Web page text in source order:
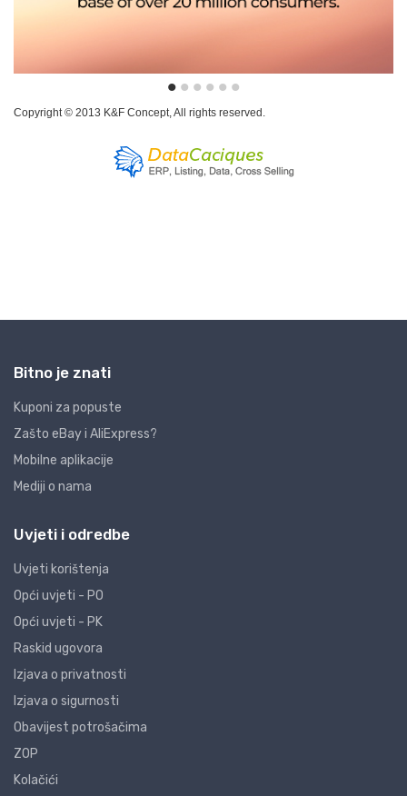
Bitno je znati
Kuponi za popuste
Zašto eBay i AliExpress?
Mobilne aplikacije
Mediji o nama
Uvjeti i odredbe
Uvjeti korištenja
Opći uvjeti - PO
Opći uvjeti - PK
Raskid ugovora
Izjava o privatnosti
Izjava o sigurnosti
Obavijest potrošačima
ZOP
Kolačići